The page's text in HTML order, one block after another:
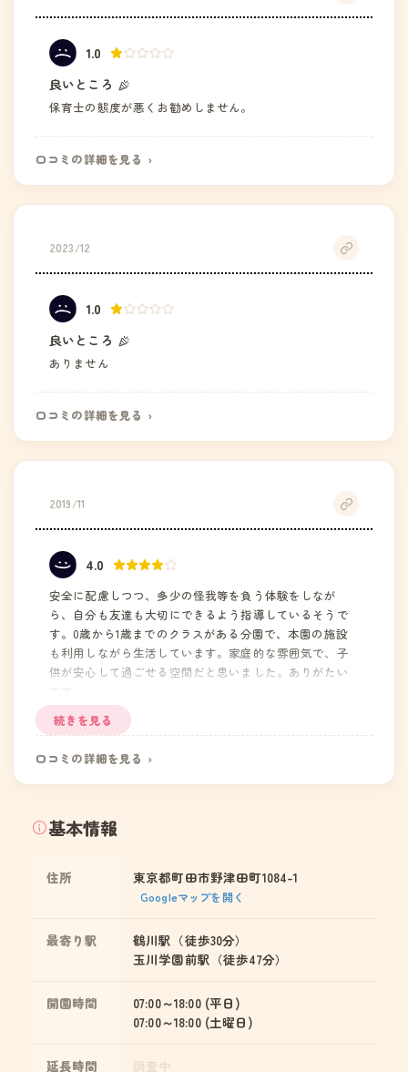
1.0
良いところ
保育士の態度が悪くお勧めしません。
口コミの詳細を見る ›
2023/12
1.0
良いところ
ありません
口コミの詳細を見る ›
2019/11
4.0
安全に配慮しつつ、多少の怪我等を負う体験をしなが
ら、自分も友達も大切にできるよう指導しているそうで
す。0歳から1歳までのクラスがある分園で、本園の施設
も利用しながら生活しています。家庭的な雰囲気で、子
供が安心して過ごせる空間だと思いました。ありがたい
続きを見る
口コミの詳細を見る ›
基本情報
住所 東京都町田市野津田町1084-1
Googleマップを開く
最寄り駅
鶴川駅（徒歩30分）
玉川学園前駅（徒歩47分）
開園時間
07:00～18:00 (平日)
07:00～18:00 (土曜日)
延長時間